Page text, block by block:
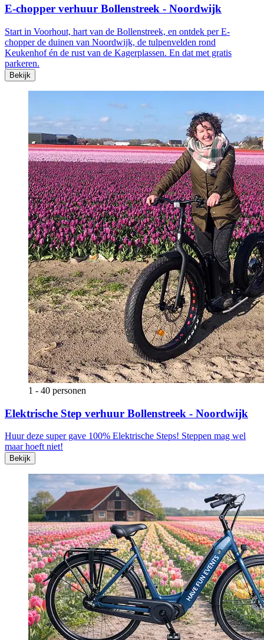
E-chopper verhuur Bollenstreek - Noordwijk
Start in Voorhout, hart van de Bollenstreek, en ontdek per E-
chopper de duinen van Noordwijk, de tulpenvelden rond
Keukenhof én de rust van de Kagerplassen. En dat met gratis
parkeren.
Bekijk
1 - 40 personen
Elektrische Step verhuur Bollenstreek - Noordwijk
Huur deze super gave 100% Elektrische Steps! Steppen mag wel
maar hoeft niet!
Bekijk